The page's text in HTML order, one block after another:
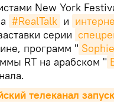
New York
#RealTalk и
серии
программ "
RT на арабском "
телеканал